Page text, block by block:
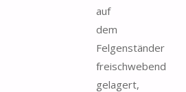
auf
dem
Felgenständer
freischwebend
gelagert,